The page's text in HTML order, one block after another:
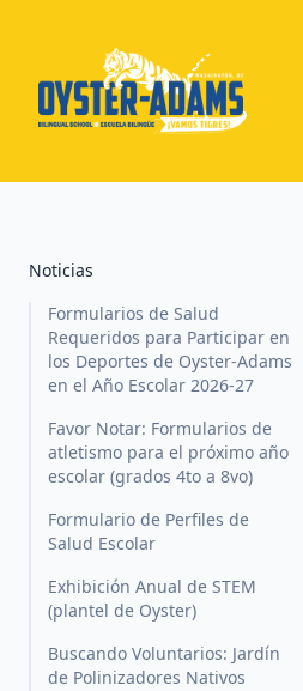
Noticias
Formularios de Salud
Requeridos para Participar en
los Deportes de Oyster-Adams
en el Año Escolar 2026-27
Favor Notar: Formularios de
atletismo para el próximo año
escolar (grados 4to a 8vo)
Formulario de Perfiles de
Salud Escolar
Exhibición Anual de STEM
(plantel de Oyster)
Buscando Voluntarios: Jardín
de Polinizadores Nativos